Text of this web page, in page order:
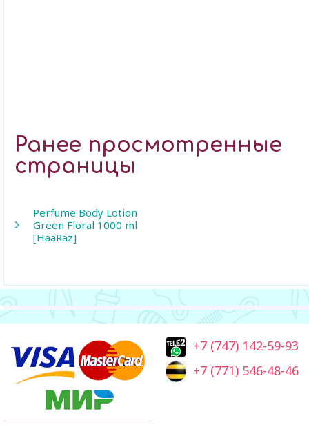
Ранее просмотренные
страницы
Perfume Body Lotion
Green Floral 1000 ml
[HaaRaz]
+7 (747) 142-59-93
+7 (771) 546-48-46